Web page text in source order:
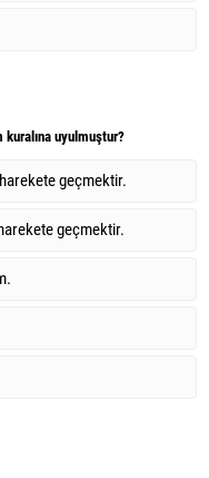
kuralına uyulmuştur?
geçmektir.
geçmektir.